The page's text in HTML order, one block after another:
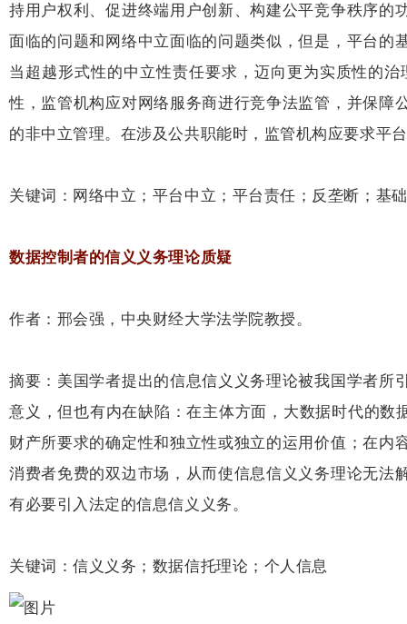
持用户权利、促进终端用户创新、构建公平竞争秩序
面临的问题和网络中立面临的问题类似，但是，平台
当超越形式性的中立性责任要求，迈向更为实质性的
性，监管机构应对网络服务商进行竞争法监管，并保
的非中立管理。在涉及公共职能时，监管机构应要求平
关键词：网络中立；平台中立；平台责任；反垄断；基
数据控制者的信义义务理论质疑
作者：邢会强，中央财经大学法学院教授。
摘要：美国学者提出的信息信义义务理论被我国学者
意义，但也有内在缺陷：在主体方面，大数据时代的数
财产所要求的确定性和独立性或独立的运用价值；在
消费者免费的双边市场，从而使信息信义义务理论无
有必要引入法定的信息信义义务。
关键词：信义义务；数据信托理论；个人信息